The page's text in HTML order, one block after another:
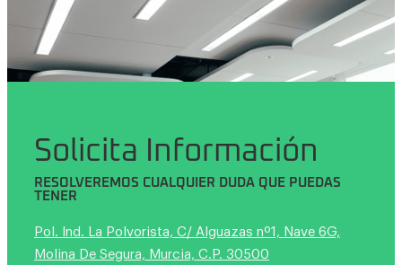
Solicita Información
RESOLVEREMOS CUALQUIER DUDA QUE PUEDAS
TENER
Pol. Ind. La Polvorista, C/ Alguazas nº1, Nave 6G,
Molina De Segura, Murcia, C.P. 30500